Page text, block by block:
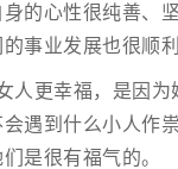
的心性很纯善、
事业发展也很顺利
人更幸福，是因
遇到什么小人作
是很有福气的。